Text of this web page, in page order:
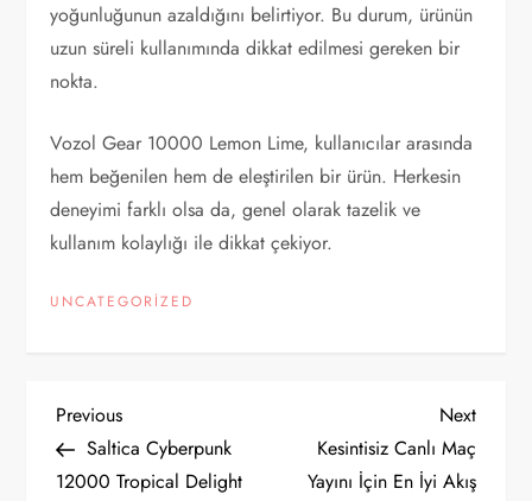
yoğunluğunun azaldığını belirtiyor. Bu durum, ürünün
uzun süreli kullanımında dikkat edilmesi gereken bir
nokta.
Vozol Gear 10000 Lemon Lime, kullanıcılar arasında
hem beğenilen hem de eleştirilen bir ürün. Herkesin
deneyimi farklı olsa da, genel olarak tazelik ve
kullanım kolaylığı ile dikkat çekiyor.
UNCATEGORIZED
Y
a
Previous
Post
Previous
Saltica Cyberpunk
12000 Tropical Delight
Next
Post
Next
Kesintisiz Canlı Maç
Yayını İçin En İyi Akış